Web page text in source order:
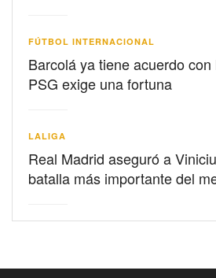
FÚTBOL INTERNACIONAL
Barcolá ya tiene acuerdo
PSG exige una fortuna
LALIGA
Real Madrid aseguró a
batalla más importante del